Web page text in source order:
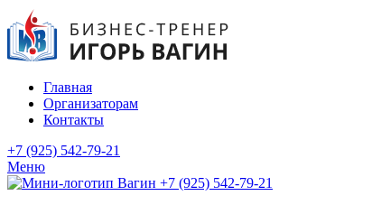
Главная
Организаторам
Контакты
+7 (925) 542-79-21
Меню
+7 (925) 542-79-21